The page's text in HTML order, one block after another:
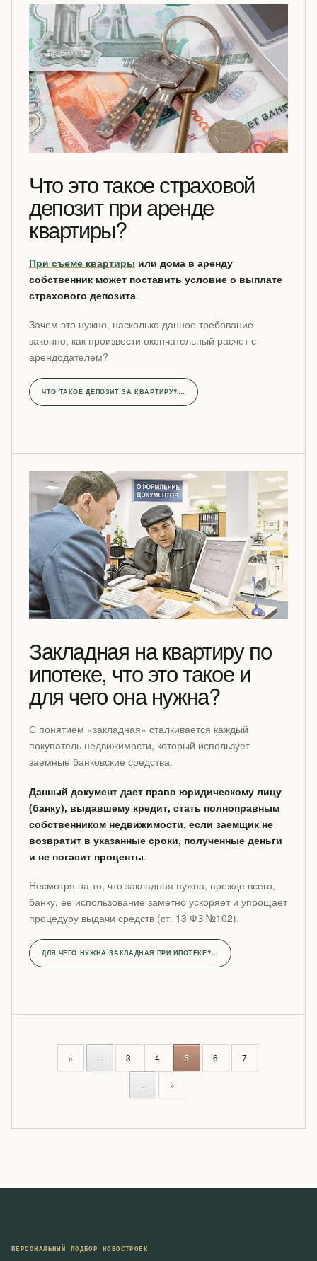
Что это такое страховой
депозит при аренде
квартиры?
При съеме квартиры или дома в аренду
собственник может поставить условие о выплате
страхового депозита.
Зачем это нужно, насколько данное требование
законно, как произвести окончательный расчет с
арендодателем?
ЧТО ТАКОЕ ДЕПОЗИТ ЗА КВАРТИРУ?…
Закладная на квартиру по
ипотеке, что это такое и
для чего она нужна?
С понятием «закладная» сталкивается каждый
покупатель недвижимости, который использует
заемные банковские средства.
Данный документ дает право юридическому лицу
(банку), выдавшему кредит, стать полноправным
собственником недвижимости, если заемщик не
возвратит в указанные сроки, полученные деньги
и не погасит проценты.
Несмотря на то, что закладная нужна, прежде всего,
банку, ее использование заметно ускоряет и упрощает
процедуру выдачи средств (ст. 13 ФЗ №102).
ДЛЯ ЧЕГО НУЖНА ЗАКЛАДНАЯ ПРИ ИПОТЕКЕ?…
N
I
« ... 3 4 5 6 7
... »
ПЕРСОНАЛЬНЫЙ ПОДБОР НОВОСТРОЕК